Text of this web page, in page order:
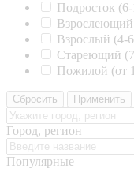
Подросток
Взрослеющий
Взрослый (4-
Стареющий
Пожилой (от
Сбросить Применить
Город, регион
Популярные